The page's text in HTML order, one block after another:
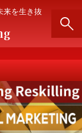
来を生き抜